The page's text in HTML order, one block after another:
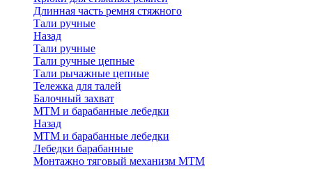
Длинная часть ремня стяжного
Тали ручные
Назад
Тали ручные
Тали ручные цепные
Тали рычажные цепные
Тележка для талей
Балочный захват
МТМ и барабанные лебедки
Назад
МТМ и барабанные лебедки
Лебедки барабанные
Монтажно тяговый механизм МТМ